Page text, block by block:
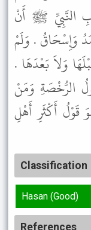
النَّبِيِّ ﷺ أَنْ
وَإِسْحَاقُ . وَلَمْ
وَلاَ بَعْدَهَا .
الرُّخْصَةِ وَمَنْ
أَكْثَرِ أَهْلِ
Classification
Hasan (Good)
References